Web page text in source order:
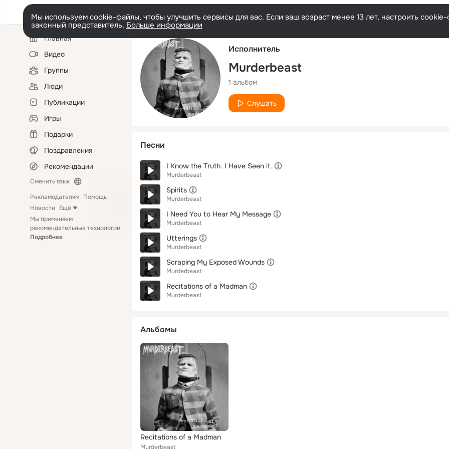
Мы используем cookie-файлы, чтобы улучшить сервисы для вас. Если ваш возраст менее 13 лет, настроить
законный представитель. Больше информации
Левая
колонкаГлавная
Видео
Группы
Люди
Публикации
Игры
Подарки
Поздравления
Рекомендации
Сменить язык
Рекламодателям Помощь
Новости Ещё
Мы применяем
рекомендательные технологии
Подробнее
Исполнитель
Murderbeast
1 альбом
Слушать
Песни
I Know the Truth. I Have Seen it.
Murderbeast
Spirits
Murderbeast
I Need You to Hear My Message
Murderbeast
Utterings
Murderbeast
Scraping My Exposed Wounds
Murderbeast
Recitations of a Madman
Murderbeast
Альбомы
Recitations of a Madman
Murderbeast